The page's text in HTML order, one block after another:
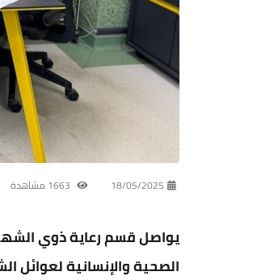
18/05/2025
يواصل قسم رعاية ذوي
الصحية والإنسانية لعوائل